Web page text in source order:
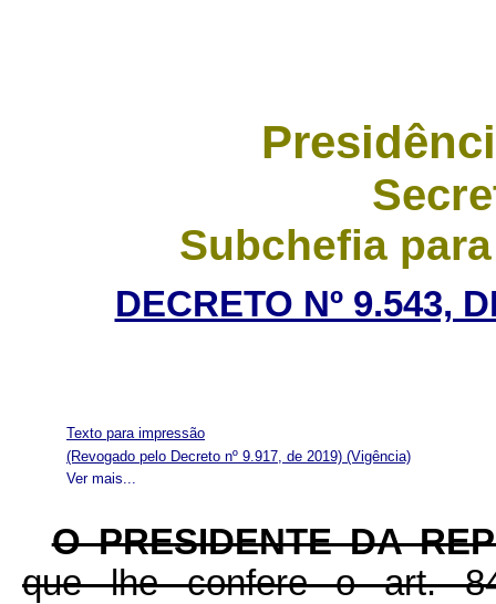
Subchefia
DECRETO Nº 9.543,
Texto para impressão
Ver mais...
(Revogado pelo Decreto nº 9.917, de 2019) (Vigência)
O PRESIDENTE DA
que lhe confere o art.